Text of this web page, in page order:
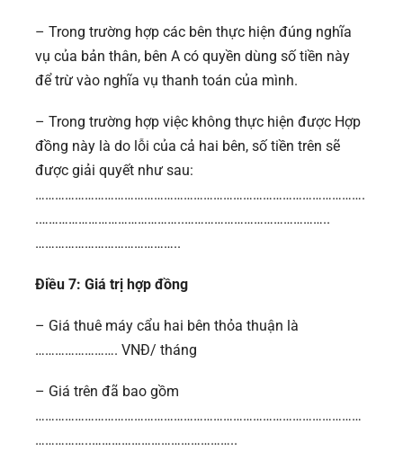
– Trong trường hợp các bên thực hiện đúng nghĩa
vụ của bản thân, bên A có quyền dùng số tiền này
để trừ vào nghĩa vụ thanh toán của mình.
– Trong trường hợp việc không thực hiện được Hợp
đồng này là do lỗi của cả hai bên, số tiền trên sẽ
được giải quyết như sau:
……………………………………………………………………………………….
.……………………………………..……………………………………..
……………………………………..
Điều 7: Giá trị hợp đồng
– Giá thuê máy cẩu hai bên thỏa thuận là
……………………. VNĐ/ tháng
– Giá trên đã bao gồm
………………………………………………………………………………………
……………..……………………………………..